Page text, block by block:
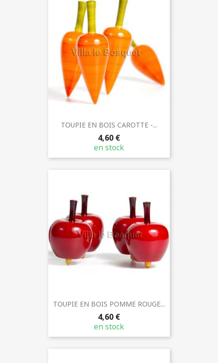
TOUPIE EN BOIS CAROTTE -...
4,60 €
en stock
TOUPIE EN BOIS POMME ROUGE...
4,60 €
en stock